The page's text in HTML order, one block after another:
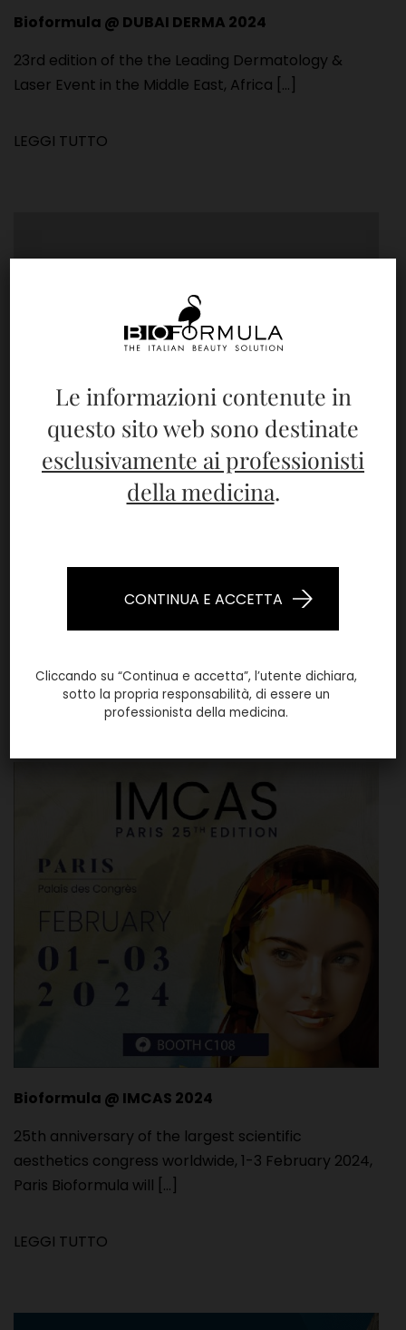
Bioformula @ DUBAI DERMA 2024
23rd edition of the the Leading Dermatology &
Laser Event in the Middle East, Africa [...]
LEGGI TUTTO
25th edition of the SIES-VALET International
Congress of Aesthetic Medicine and Surgery, 22-24
February 2024, [...]
LEGGI TUTTO
Bioformula @ IMCAS 2024
25th anniversary of the largest scientific
aesthetics congress worldwide, 1-3 February 2024,
Paris Bioformula will [...]
LEGGI TUTTO
Le informazioni contenute in
questo sito web sono destinate
esclusivamente ai professionisti
della medicina.
CONTINUA E ACCETTA
Cliccando su “Continua e accetta”, l’utente dichiara,
sotto la propria responsabilità, di essere un
professionista della medicina.